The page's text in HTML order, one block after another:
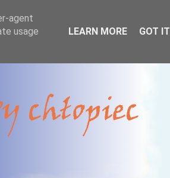
agent
usage
LEARN MORE GOT IT